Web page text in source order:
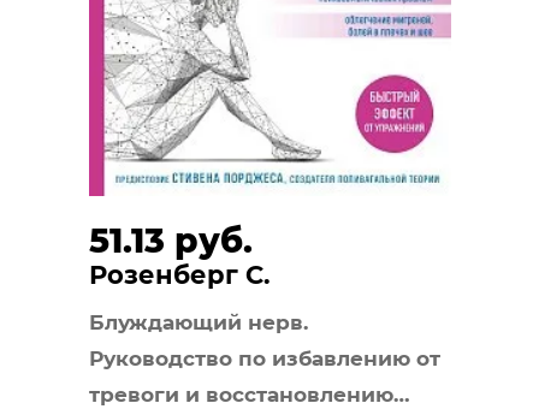
51.13 руб.
Розенберг С.
Блуждающий нерв.
Руководство по избавлению от
тревоги и восстановлению